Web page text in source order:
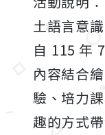
土語言意
自 115 年
內容結合
驗、培力
趣的方式